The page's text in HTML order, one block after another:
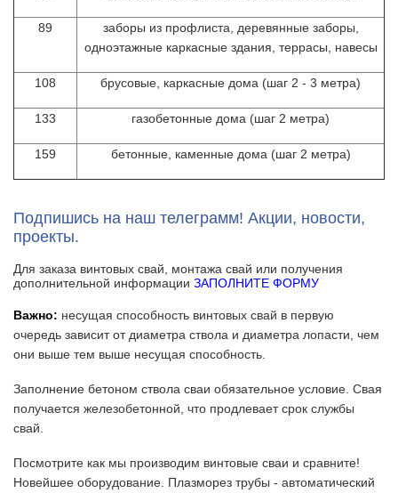
89
заборы из профлиста, деревянные заборы,
одноэтажные каркасные здания, террасы, навесы
108 брусовые, каркасные дома (шаг 2 - 3 метра)
133 газобетонные дома (шаг 2 метра)
159 бетонные, каменные дома (шаг 2 метра)
Подпишись на наш телеграмм! Акции, новости,
проекты.
Для заказа винтовых свай, монтажа свай или получения
дополнительной информации ЗАПОЛНИТЕ ФОРМУ
Важно: несущая способность винтовых свай в первую
очередь зависит от диаметра ствола и диаметра лопасти, чем
они выше тем выше несущая способность.
Заполнение бетоном ствола сваи обязательное условие. Свая
получается железобетонной, что продлевает срок службы
свай.
Посмотрите как мы производим винтовые сваи и сравните!
Новейшее оборудование. Плазморез трубы - автоматический